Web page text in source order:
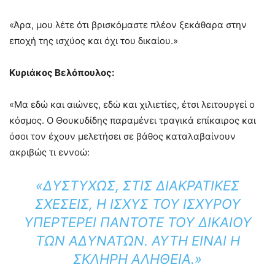
«Άρα, μου λέτε ότι βρισκόμαστε πλέον ξεκάθαρα στην
εποχή της ισχύος και όχι του δικαίου.»
Κυριάκος Βελόπουλος:
«Μα εδώ και αιώνες, εδώ και χιλιετίες, έτσι λειτουργεί ο
κόσμος. Ο Θουκυδίδης παραμένει τραγικά επίκαιρος και
όσοι τον έχουν μελετήσει σε βάθος καταλαβαίνουν
ακριβώς τι εννοώ:
«ΔΥΣΤΥΧΏΣ, ΣΤΙΣ ΔΙΑΚΡΑΤΙΚΈΣ
ΣΧΈΣΕΙΣ, Η ΙΣΧΎΣ ΤΟΥ ΙΣΧΥΡΟΎ
ΥΠΕΡΤΕΡΕΊ ΠΆΝΤΟΤΕ ΤΟΥ ΔΙΚΑΊΟΥ
ΤΩΝ ΑΔΥΝΆΤΩΝ. ΑΥΤΉ ΕΊΝΑΙ Η
ΣΚΛΗΡΉ ΑΛΉΘΕΙΑ.»